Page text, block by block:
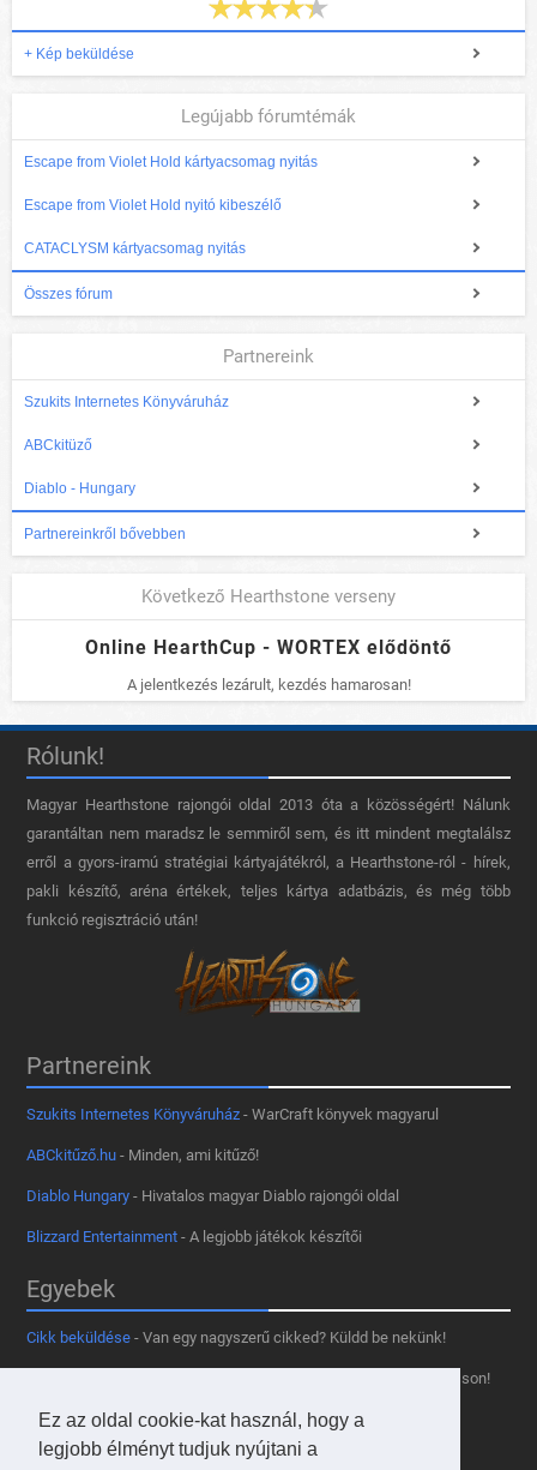
Ez az oldal cookie-kat használ, hogy a
legjobb élményt tudjuk nyújtani a
+ Kép beküldése
Legújabb fórumtémák
Escape from Violet Hold kártyacsomag nyitás
Escape from Violet Hold nyitó kibeszélő
CATACLYSM kártyacsomag nyitás
Összes fórum
Partnereink
Szukits Internetes Könyváruház
ABCkitüző
Diablo - Hungary
Partnereinkről bővebben
Következő Hearthstone verseny
Online HearthCup - WORTEX elődöntő
A jelentkezés lezárult, kezdés hamarosan!
Rólunk!
Magyar Hearthstone​ rajongói oldal 2013 óta a közösségért! Nálunk
garantáltan nem maradsz le semmiről sem, és itt mindent megtalálsz
erről a gyors-iramú stratégiai kártyajátékról, a Hearthstone-ról - hírek,
pakli készítő, aréna értékek, teljes kártya adatbázis, és még több
funkció regisztráció után!
Partnereink
Szukits Internetes Könyváruház - WarCraft könyvek magyarul
ABCkitűző.hu - Minden, ami kitűző!
Diablo Hungary - Hivatalos magyar Diablo rajongói oldal
Blizzard Entertainment - A legjobb játékok készítői
Egyebek
Cikk beküldése - Van egy nagyszerű cikked? Küldd be nekünk!
- Tetszik az oldal? Segíts, hogy fennmaradhasson!
Kapcsolat, médiaajánlat- Lépj velünk kapcsolatba!
Használd a tooltipünket- A saját oldaladon is!